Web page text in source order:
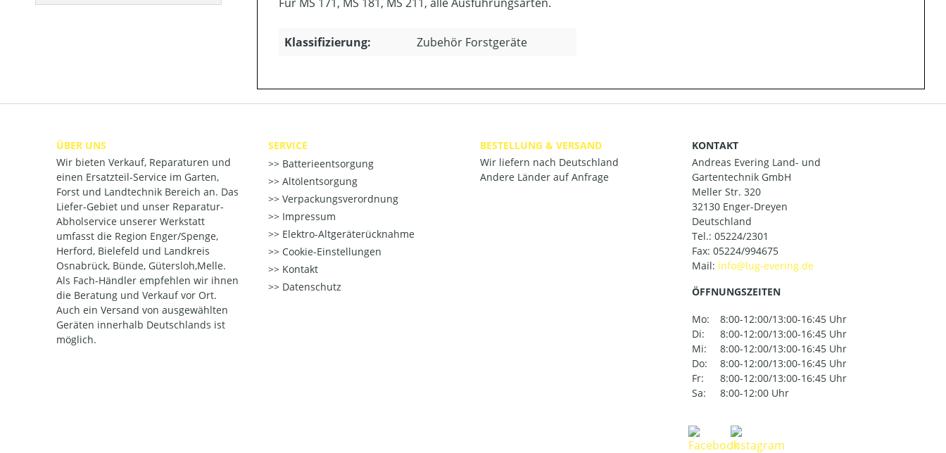
Klassifizierung: Zubehör Forstgeräte
ÜBER UNS
Wir bieten Verkauf, Reparaturen und
einen Ersatzteil-Service im Garten,
Forst und Landtechnik Bereich an. Das
Liefer-Gebiet und unser Reparatur-
Abholservice unserer Werkstatt
umfasst die Region Enger/Spenge,
Herford, Bielefeld und Landkreis
Osnabrück, Bünde, Gütersloh,Melle.
Als Fach-Händler empfehlen wir ihnen
die Beratung und Verkauf vor Ort.
Auch ein Versand von ausgewählten
Geräten innerhalb Deutschlands ist
möglich.
SERVICE
Batterieentsorgung
Altölentsorgung
Verpackungsverordnung
Impressum
Elektro-Altgeräterücknahme
Cookie-Einstellungen
Kontakt
Datenschutz
BESTELLUNG & VERSAND
Wir liefern nach Deutschland
Andere Länder auf Anfrage
KONTAKT
Andreas Evering Land- und
Gartentechnik GmbH
Meller Str. 320
32130 Enger-Dreyen
Deutschland
Tel.: 05224/2301
Fax: 05224/994675
Mail:
ÖFFNUNGSZEITEN
Mo:
8:00-12:00/13:00-16:45 Uhr
Di:
8:00-12:00/13:00-16:45 Uhr
Mi:
8:00-12:00/13:00-16:45 Uhr
Do:
8:00-12:00/13:00-16:45 Uhr
Fr:
8:00-12:00/13:00-16:45 Uhr
Sa:
8:00-12:00 Uhr